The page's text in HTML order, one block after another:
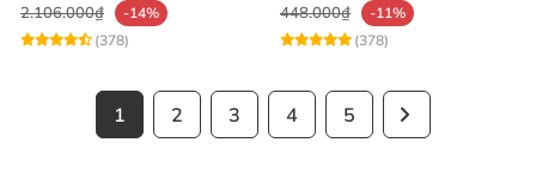
2.106.000₫
-14%
(378)
448.000₫
-11%
(378)
1 2 3 4 5